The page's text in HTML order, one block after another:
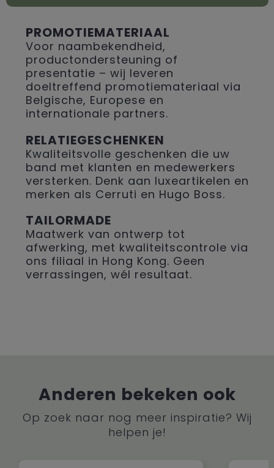
PROMOTIEMATERIAAL
Voor naambekendheid,
productondersteuning of
presentatie – wij leveren
doeltreffend promotiemateriaal via
Belgische, Europese en
internationale partners.
RELATIEGESCHENKEN
Kwaliteitsvolle geschenken die uw
band met klanten en medewerkers
versterken. Denk aan luxeartikelen en
merken als Cerruti en Hugo Boss.
TAILORMADE
Maatwerk van ontwerp tot
afwerking, met kwaliteitscontrole via
ons filiaal in Hong Kong. Geen
verrassingen, wél resultaat.
Anderen bekeken ook
Op zoek naar nog meer inspiratie? Wij
helpen je!